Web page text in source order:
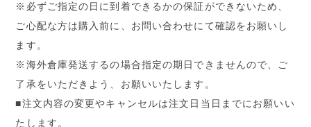
※必ずご指定の日に到着できるかの保証ができないため、
ご心配な方は購入前に、お問い合わせにて確認をお願いし
ます。
※海外倉庫発送するの場合指定の期日できませんので、ご
了承をいただきよう、お願いいたします。
■注文内容の変更やキャンセルは注文日当日までにお願いい
たします。